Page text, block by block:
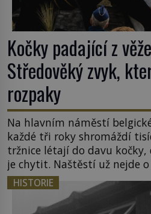
Kočky padající z
Středověký zvyk,
rozpaky
Na hlavním náměstí
každé tři roky shromáždí
tržnice létají do davu kočky,
je chytit. Naštěstí už nejde
jenom o plyšové suvenýry.
Tato veselá podívaná
nejpodivnějších a zároveň
HISTORIE